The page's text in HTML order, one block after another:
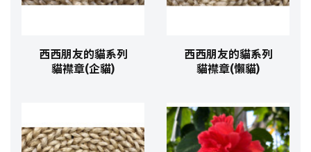
西西朋友的貓系列
貓襟章(企貓)
西西朋友的貓系列
貓襟章(懶貓)